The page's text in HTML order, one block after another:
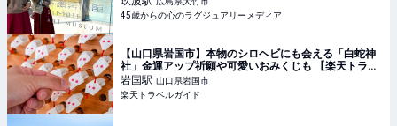
45歳からの心のラグジュアリーメディア
【山口県岩国市】本物のシロヘビにも会える「白蛇神
社」金運アップ祈願や可愛いおみくじも 【楽天トラベ
ル】
岩国駅 山口県岩国市
楽天トラベルガイド